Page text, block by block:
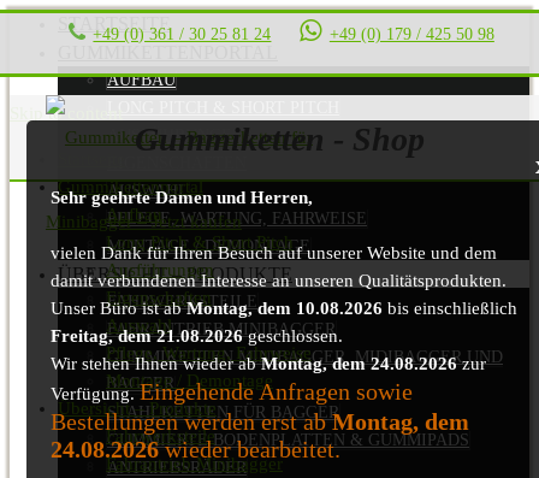
+49 (0) 361 / 30 25 81 24 +49 (0) 179 / 425 50 98
Gummiketten - Shop
Sehr geehrte Damen und Herren,
vielen Dank für Ihren Besuch auf unserer Website und dem
damit verbundenen Interesse an unseren Qualitätsprodukten.
Unser Büro ist abMontag, dem 10.08.2026 bis einschließlich
Freitag, dem 21.08.2026geschlossen.
Wir stehen Ihnen wieder abMontag, dem 24.08.2026zur
Verfügung.Eingehende Anfragen sowie
Bestellungen werden erst abMontag, dem
24.08.2026wieder bearbeitet.
STARTSEITE
AUFBAU
AUSFÜHRUNGEN
AUSWAHL
PFLEGE, WARTUNG, FAHRWEISE
MONTAGE / DEMONTAGE
ÜBERSICHT – PRODUKTE
FAHRWERKSTEILE
FAHRANTRIEB MINIBAGGER
GUMMIKETTEN MINIBAGGER, MIDIBAGGER UND
BAGGER
STAHLKETTEN FÜR BAGGER
GUMMIERTE BODENPLATTEN & GUMMIPADS
ANTRIEBSRÄDER
Skip to content
Gummikettenportal
Aufbau
Long Pitch & Short Pitch
Ausführungen
Eigenschaften
Auswahl
Pflege, Wartung, Fahrweise
Montage / Demontage
Übersicht – Produkte
Fahrwerksteile
Fahrantrieb Minibagger